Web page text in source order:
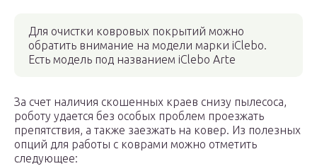
Для очистки ковровых покрытий можно
обратить внимание на модели марки iClebo.
Есть модель под названием iClebo Arte
За счет наличия скошенных краев снизу пылесоса,
роботу удается без особых проблем проезжать
препятствия, а также заезжать на ковер. Из полезных
опций для работы с коврами можно отметить
следующее: